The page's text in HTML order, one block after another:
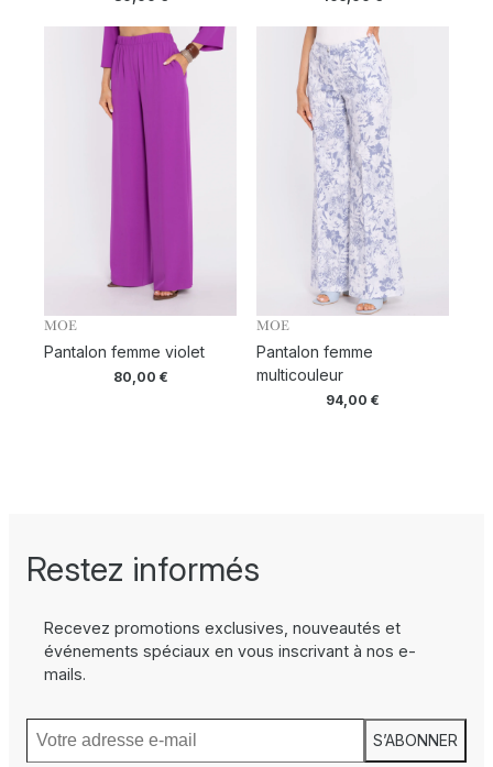
MOE
Pantalon femme violet
80,00 €
MOE
Pantalon femme
multicouleur
94,00 €
Restez informés
Recevez promotions exclusives, nouveautés et
événements spéciaux en vous inscrivant à nos e-
mails.
S’ABONNER